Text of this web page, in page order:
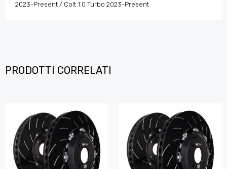
2023-Present / Colt 1.0 Turbo 2023-Present
PRODOTTI CORRELATI